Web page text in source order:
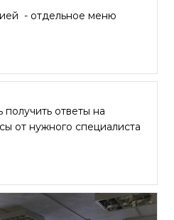
- отдельное меню
ответы на
от нужного специалиста